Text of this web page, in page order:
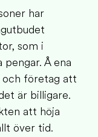
har
som i
Å ena
och företag att
är billigare.
att höja
över tid.